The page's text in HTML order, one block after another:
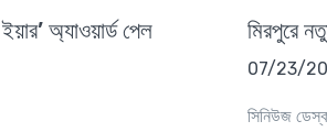
অ্যাওয়ার্ড পেল
মিরপুরে
07/23/
সিনিউজ